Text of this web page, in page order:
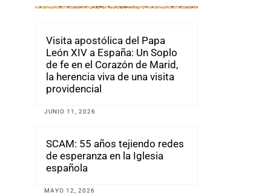
Visita apostólica del Papa
León XIV a España: Un Soplo
de fe en el Corazón de Marid,
la herencia viva de una visita
providencial
JUNIO 11, 2026
SCAM: 55 años tejiendo redes
de esperanza en la Iglesia
española
MAYO 12, 2026